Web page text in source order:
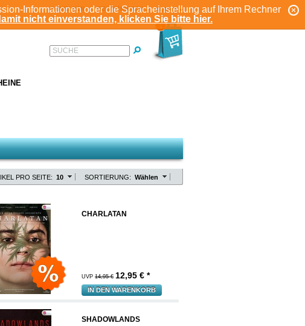
Informationen oder die Spracheinstellung auf Ihrem Rechner
nicht einverstanden, klicken Sie bitte hier.
KONTO
ANMELDEN REGISTRIEREN
1
SUCHE
SORTIERUNG: Wählen
PRO SEITE: 10
CHARLATAN
UVP 14,95 € 12,95 € *
IN DEN WARENKORB
SHADOWLANDS